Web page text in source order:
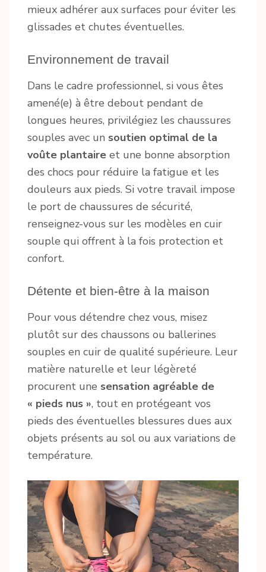
mieux adhérer aux surfaces pour éviter les
glissades et chutes éventuelles.
Environnement de travail
Dans le cadre professionnel, si vous êtes
amené(e) à être debout pendant de
longues heures, privilégiez les chaussures
souples avec un soutien optimal de la
voûte plantaire et une bonne absorption
des chocs pour réduire la fatigue et les
douleurs aux pieds. Si votre travail impose
le port de chaussures de sécurité,
renseignez-vous sur les modèles en cuir
souple qui offrent à la fois protection et
confort.
Détente et bien-être à la maison
Pour vous détendre chez vous, misez
plutôt sur des chaussons ou ballerines
souples en cuir de qualité supérieure. Leur
matière naturelle et leur légèreté
procurent une sensation agréable de
« pieds nus », tout en protégeant vos
pieds des éventuelles blessures dues aux
objets présents au sol ou aux variations de
température.